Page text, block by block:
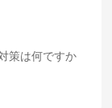
策は何ですか